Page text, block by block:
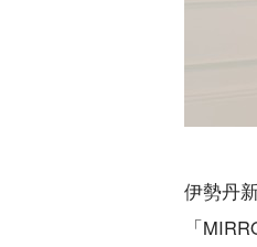
伊勢丹
「